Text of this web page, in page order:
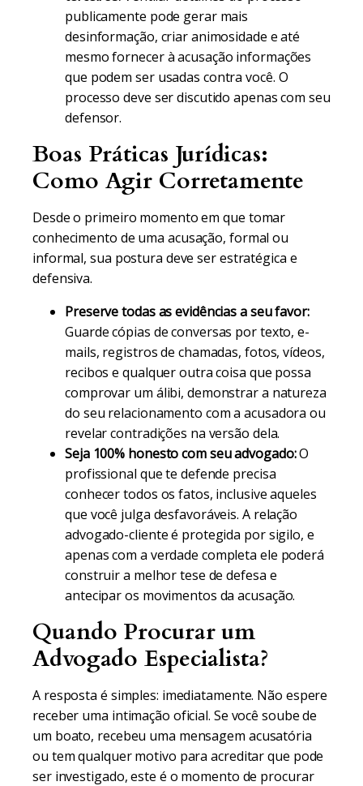
publicamente pode gerar mais
desinformação, criar animosidade e até
mesmo fornecer à acusação informações
que podem ser usadas contra você. O
processo deve ser discutido apenas com seu
defensor.
Boas Práticas Jurídicas:
Como Agir Corretamente
Desde o primeiro momento em que tomar
conhecimento de uma acusação, formal ou
informal, sua postura deve ser estratégica e
defensiva.
Preserve todas as evidências a seu favor:
Guarde cópias de conversas por texto, e-
mails, registros de chamadas, fotos, vídeos,
recibos e qualquer outra coisa que possa
comprovar um álibi, demonstrar a natureza
do seu relacionamento com a acusadora ou
revelar contradições na versão dela.
Seja 100% honesto com seu advogado:O
profissional que te defende precisa
conhecer todos os fatos, inclusive aqueles
que você julga desfavoráveis. A relação
advogado-cliente é protegida por sigilo, e
apenas com a verdade completa ele poderá
construir a melhor tese de defesa e
antecipar os movimentos da acusação.
Quando Procurar um
Advogado Especialista?
A resposta é simples: imediatamente. Não espere
receber uma intimação oficial. Se você soube de
um boato, recebeu uma mensagem acusatória
ou tem qualquer motivo para acreditar que pode
ser investigado, este é o momento de procurar